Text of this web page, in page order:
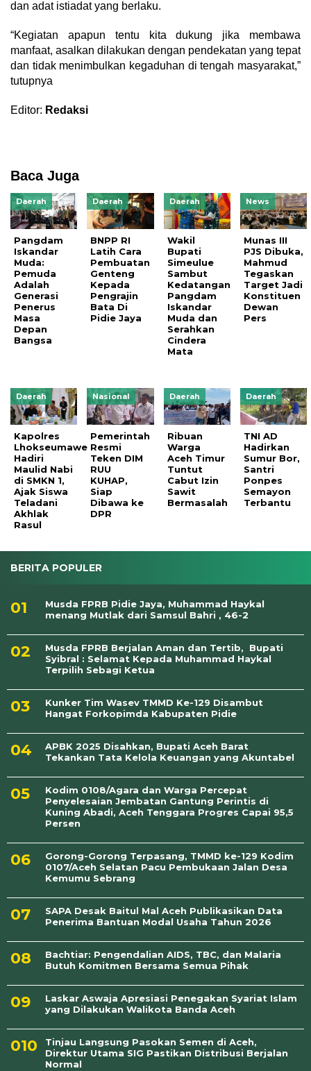
dan adat istiadat yang berlaku.
“Kegiatan apapun tentu kita dukung jika membawa
manfaat, asalkan dilakukan dengan pendekatan yang tepat
dan tidak menimbulkan kegaduhan di tengah masyarakat,”
tutupnya
Editor: Redaksi
Baca Juga
Daerah
Pangdam
Iskandar
Muda:
Pemuda
Adalah
Generasi
Penerus
Masa
Depan
Bangsa
Daerah
BNPP RI
Latih Cara
Pembuatan
Genteng
Kepada
Pengrajin
Bata Di
Pidie Jaya
Daerah
Wakil
Bupati
Simeulue
Sambut
Kedatangan
Pangdam
Iskandar
Muda dan
Serahkan
Cindera
Mata
News
Munas III
PJS Dibuka,
Mahmud
Tegaskan
Target Jadi
Konstituen
Dewan
Pers
Daerah
Kapolres
Lhokseumawe
Hadiri
Maulid Nabi
di SMKN 1,
Ajak Siswa
Teladani
Akhlak
Rasul
Nasional
Pemerintah
Resmi
Teken DIM
RUU
KUHAP,
Siap
Dibawa ke
DPR
Daerah
Ribuan
Warga
Aceh Timur
Tuntut
Cabut Izin
Sawit
Bermasalah
Daerah
TNI AD
Hadirkan
Sumur Bor,
Santri
Ponpes
Semayon
Terbantu
BERITA POPULER
Musda FPRB Pidie Jaya, Muhammad Haykal
menang Mutlak dari Samsul Bahri , 46-2
Musda FPRB Berjalan Aman dan Tertib, Bupati
Syibral : Selamat Kepada Muhammad Haykal
Terpilih Sebagi Ketua
Kunker Tim Wasev TMMD Ke-129 Disambut
Hangat Forkopimda Kabupaten Pidie
APBK 2025 Disahkan, Bupati Aceh Barat
Tekankan Tata Kelola Keuangan yang Akuntabel
Kodim 0108/Agara dan Warga Percepat
Penyelesaian Jembatan Gantung Perintis di
Kuning Abadi, Aceh Tenggara Progres Capai 95,5
Persen
Gorong-Gorong Terpasang, TMMD ke-129 Kodim
0107/Aceh Selatan Pacu Pembukaan Jalan Desa
Kemumu Sebrang
SAPA Desak Baitul Mal Aceh Publikasikan Data
Penerima Bantuan Modal Usaha Tahun 2026
Bachtiar: Pengendalian AIDS, TBC, dan Malaria
Butuh Komitmen Bersama Semua Pihak
Laskar Aswaja Apresiasi Penegakan Syariat Islam
yang Dilakukan Walikota Banda Aceh
Tinjau Langsung Pasokan Semen di Aceh,
Direktur Utama SIG Pastikan Distribusi Berjalan
Normal